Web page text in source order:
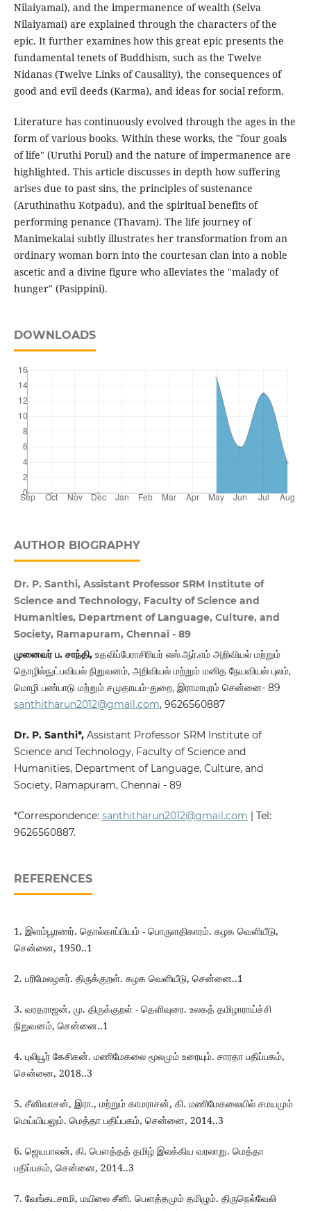
Nilaiyamai), and the impermanence of wealth (Selva
Nilaiyamai) are explained through the characters of the
epic. It further examines how this great epic presents the
fundamental tenets of Buddhism, such as the Twelve
Nidanas (Twelve Links of Causality), the consequences of
good and evil deeds (Karma), and ideas for social reform.
Literature has continuously evolved through the ages in the
form of various books. Within these works, the "four goals
of life" (Uruthi Porul) and the nature of impermanence are
highlighted. This article discusses in depth how suffering
arises due to past sins, the principles of sustenance
(Aruthinathu Kotpadu), and the spiritual benefits of
performing penance (Thavam). The life journey of
Manimekalai subtly illustrates her transformation from an
ordinary woman born into the courtesan clan into a noble
ascetic and a divine figure who alleviates the "malady of
hunger" (Pasippini).
DOWNLOADS
AUTHOR BIOGRAPHY
Dr. P. Santhi, Assistant Professor SRM Institute of
Science and Technology, Faculty of Science and
Humanities, Department of Language, Culture, and
Society, Ramapuram, Chennai - 89
முனைவர் ப. சாந்தி, உதவிப்பேராசிரியர் எஸ்.ஆர்.எம் அறிவியல் மற்றும்
தொழில்நுட்பவியல் நிறுவனம், அறிவியல் மற்றும் மனித நேயவியல் புலம்,
மொழி பண்பாடு மற்றும் சமுதாயம்-துறை, இராமாபுரம் சென்னை- 89
santhitharun2012@gmail.com, 9626560887
Dr. P. Santhi*, Assistant Professor SRM Institute of
Science and Technology, Faculty of Science and
Humanities, Department of Language, Culture, and
Society, Ramapuram, Chennai - 89
*Correspondence: santhitharun2012@gmail.com | Tel:
9626560887.
REFERENCES
1. இளம்பூரணர். தொல்காப்பியம் - பொருளதிகாரம். கழக வெளியீடு,
சென்னை, 1950..1
2. பரிமேலழகர். திருக்குறள். கழக வெளியீடு, சென்னை..1
3. வரதராஜன், மு. திருக்குறள் - தெளிவுரை. உலகத் தமிழாராய்ச்சி
நிறுவனம், சென்னை..1
4. புலியூர் கேசிகன். மணிமேகலை மூலமும் உரையும். சாரதா பதிப்பகம்,
சென்னை, 2018..3
5. சீனிவாசன், இரா., மற்றும் காமராசன், கி. மணிமேகலையில் சமயமும்
மெய்யியலும். மெத்தா பதிப்பகம், சென்னை, 2014..3
6. ஜெயபாலன், கி. பௌத்தத் தமிழ் இலக்கிய வரலாறு. மெத்தா
பதிப்பகம், சென்னை, 2014..3
7. வேங்கடசாமி, மயிலை சீனி. பௌத்தமும் தமிழும். திருநெல்வேலி